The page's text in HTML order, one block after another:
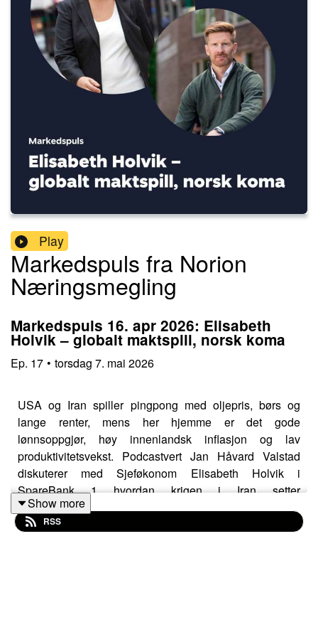
Play
Markedspuls fra Norion
Næringsmegling
Markedspuls 16. apr 2026: Elisabeth
Holvik – globalt maktspill, norsk koma
Ep. 17 • torsdag 7. mai 2026
USA og Iran spiller pingpong med oljepris, børs og
lange renter, mens her hjemme er det gode
lønnsoppgjør, høy innenlandsk inflasjon og lav
produktivitetsvekst. Podcastvert Jan Håvard Valstad
diskuterer med Sjeføkonom Elisabeth Holvik i
SpareBank 1 hvordan krigen i Iran setter
rammebetingelser fremover, men samtidig hva Norge
kan og bør gjøre for å sette oss selv i en mer
Show more
RSS